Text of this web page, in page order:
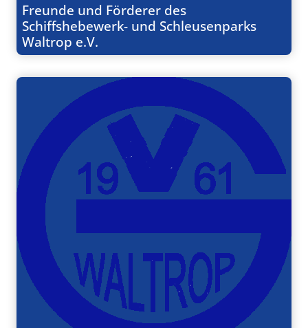
Freunde und Förderer des
Schiffshebewerk- und Schleusenparks
Waltrop e.V.